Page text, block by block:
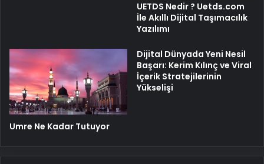
UETDS Nedir ? Uetds.com
İle Akıllı Dijital Taşımacılık
Yazılımı
Umre Ne Kadar Tutuyor
Dijital Dünyada Yeni Nesil
Başarı: Kerim Kılınç ve Viral
İçerik Stratejilerinin
Yükselişi